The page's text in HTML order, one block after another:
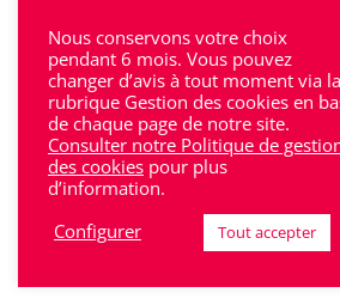
Mentions
Politique de protections
Politique des gestions
Nous conservons votre choix
pendant 6 mois. Vous pouvez
changer d’avis à tout moment via la
rubrique Gestion des cookies en
de chaque page de notre site.
Consulter notre Politique de
des cookies pour plus
d’information.
Configurer
Tout accepter